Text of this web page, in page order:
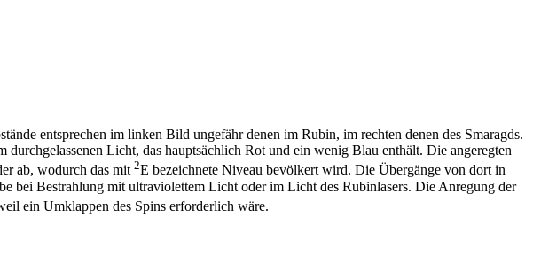
entsprechen im linken Bild ungefähr denen im Rubin, im rechten denen des Smaragds.
Licht, das hauptsächlich Rot und ein wenig Blau enthält. Die angeregten
ab, wodurch das mit 2E bezeichnete Niveau bevölkert wird. Die Übergänge von dort in
bei Bestrahlung mit ultraviolettem Licht oder im Licht des Rubinlasers. Die Anregung der
ein Umklappen des Spins erforderlich wäre.